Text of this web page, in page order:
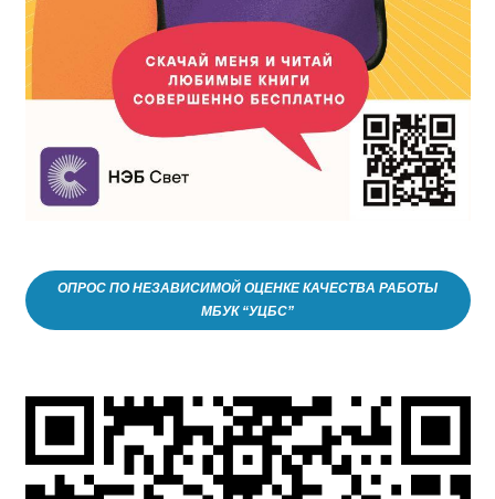
ОПРОС ПО НЕЗАВИСИМОЙ ОЦЕНКЕ КАЧЕСТВА РАБОТЫ
МБУК “УЦБС”